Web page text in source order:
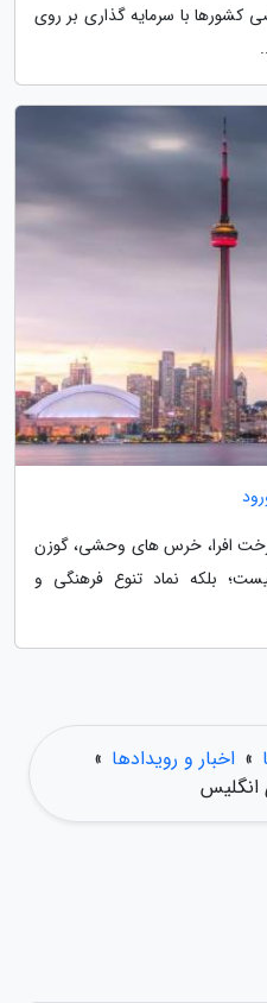
کشورها با سرمایه گذاری بر روی
درخت افرا، خرس های وحشی، گوزن
بلکه نماد تنوع فرهنگی و
» اخبار و رویدادها »
انگلیس